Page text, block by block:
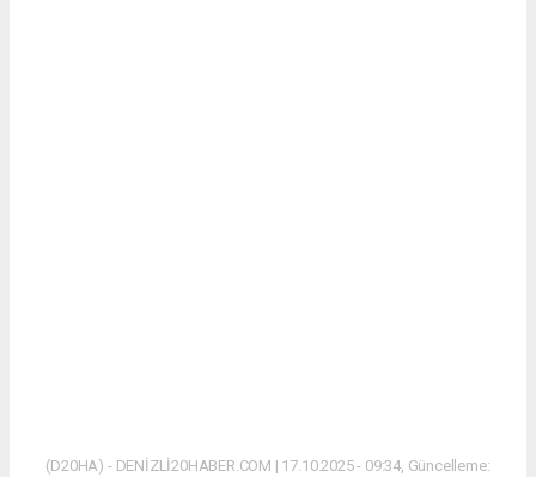
(D20HA) - DENİZLİ20HABER.COM | 17.10.2025 - 09:34, Güncelleme: